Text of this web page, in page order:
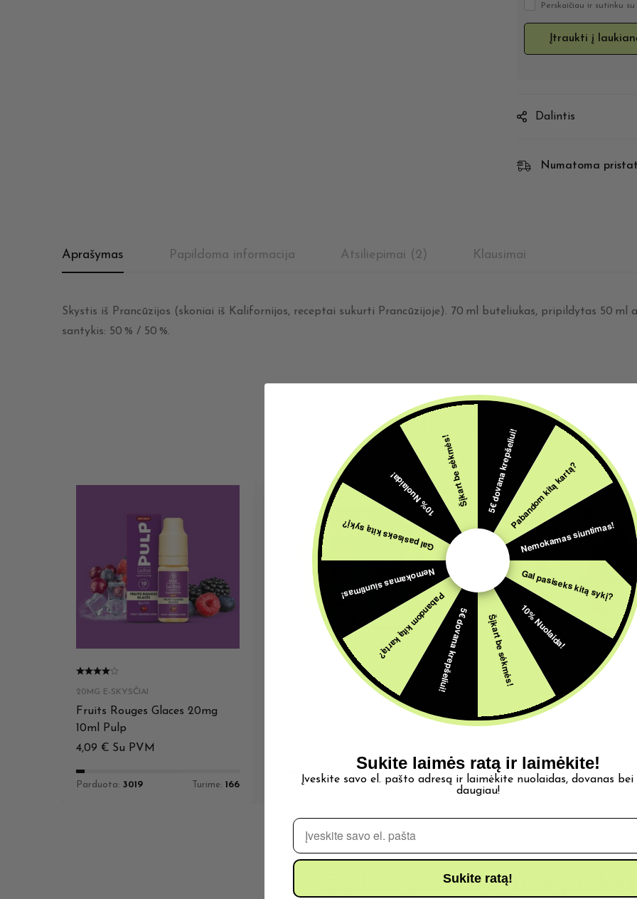
Perskaičiau ir sutinku
Dalintis
Numatoma
Aprašymas Papildoma informacija Atsiliepimai (2) Klausimai
Skystis iš Prancūzijos (skoniai iš Kalifornijos, receptai sukurti Prancūzijoje). 70 ml buteliukas, pripildytas 50 ml
santykis: 50 % / 50 %.
Susijusios prekės
20MG E-SKYSČIAI
Fruits Rouges Glaces 20mg
10ml Pulp
4,09 € Su PVM
Parduota: 3019 Turime: 166
Citron Cassis Mandarine Salt
Parduota:2219 Turime:163
20MG E-SKYSČIAI
Sour Melon Surge 20mg
IVG Beyond Salts
Parduota:3209
Galbūt patiks ir šios prekės
5€ dovana krepšeliui!Pabandom kitą kartą?
Nemokamas siuntimas!
Gal pasiseks kitą sykį?
10% Nuolaida!
Šįkart be sėkmės!
5€ dovana krepšeliui!
Pabandom kitą kartą?
Nemokamas siuntimas!
Gal pasiseks kitą sykį?
10% Nuolaida!Šįkart be sėkmės!
Sukite laimės ratą ir laimėkite!
Įveskite savo el. pašto adresą ir laimėkite nuolaidas, dovanas bei
daugiau!
El. Pašto adresas
Sukite ratą!